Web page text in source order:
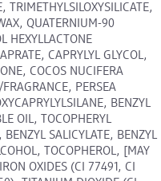
TRIMETHYLSILOXYSILICATE,
QUATERNIUM-90
HEXYLLACTONE
CAPRYLYL GLYCOL,
COCOS NUCIFERA
PERSEA
BENZYL
OIL, TOCOPHERYL
SALICYLATE, BENZYL
TOCOPHEROL, [MAY
OXIDES (CI 77491, CI